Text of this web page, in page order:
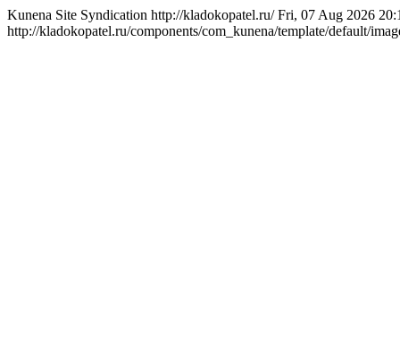
Kunena Site Syndication http://kladokopatel.ru/Fri, 07 Aug 2026
http://kladokopatel.ru/components/com_kunena/template/default/